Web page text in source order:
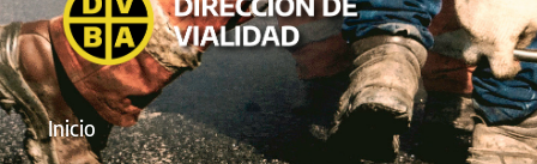
Inicio